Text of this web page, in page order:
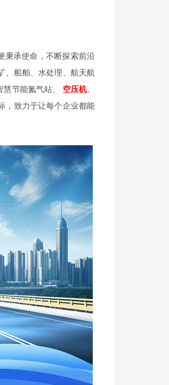
秉承使命，不断探索前沿
、船舶、水处理、航天航
节能氮气站、 空压机、
，致力于让每个企业都能